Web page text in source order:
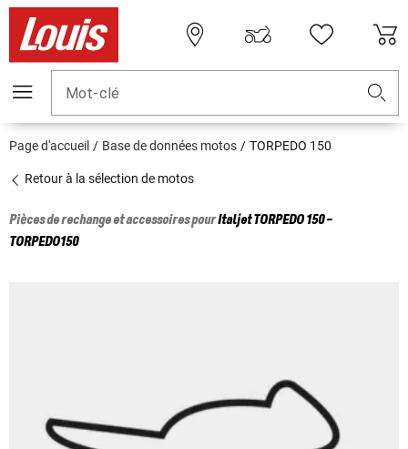
Mot-clé
Page d'accueil Base de données motos TORPEDO 150
Retour à la sélection de motos
Pièces de rechange et accessoires pourItaljetTORPEDO 150 -
TORPEDO150